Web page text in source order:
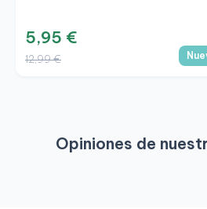
5,95 €
12,99 €
Opiniones de